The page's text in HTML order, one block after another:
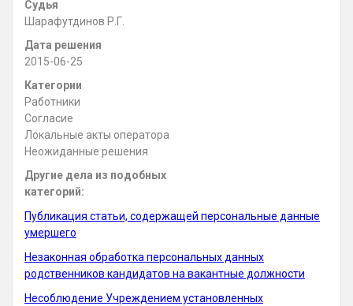
Судья
Шарафутдинов Р.Г.
Дата решения
2015-06-25
Категории
Работники
Согласие
Локальные акты оператора
Неожиданные решения
Другие дела из подобных
категорий:
Публикация статьи, содержащей персональные данные
умершего
Незаконная обработка персональных данных
родственников кандидатов на вакантные должности
Несоблюдение Учреждением установленных